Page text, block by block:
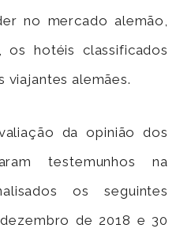
no mercado alemão,
os hotéis classificados
alemães.
da opinião dos
testemunhos na
os seguintes
de 2018 e 30